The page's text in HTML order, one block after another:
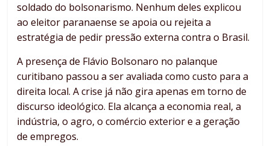
soldado do bolsonarismo. Nenhum deles explicou
ao eleitor paranaense se apoia ou rejeita a
estratégia de pedir pressão externa contra o Brasil.
A presença de Flávio Bolsonaro no palanque
curitibano passou a ser avaliada como custo para a
direita local. A crise já não gira apenas em torno de
discurso ideológico. Ela alcança a economia real, a
indústria, o agro, o comércio exterior e a geração
de empregos.